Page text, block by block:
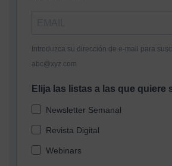
Introduzca su dirección de e-mail para
abc@xyz.com
Elija las listas a las que quiere
Newsletter Semanal
Revista Digital
Webinars